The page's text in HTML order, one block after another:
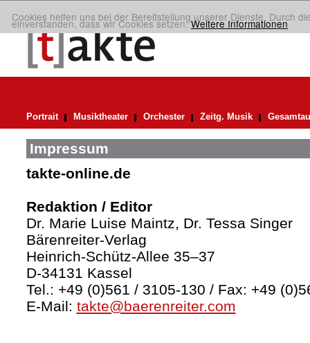
Cookies helfen uns bei der Bereitstellung unserer Dienste. Durch
einverstanden, dass wir Cookies setzen.Weitere Informationen
Portrait Musiktheater Orchester Zeitg. Musik
Impressum
takte-online.de
Redaktion / Editor
Dr. Marie Luise Maintz, Dr. Tessa Singer
Bärenreiter-Verlag
Heinrich-Schütz-Allee 35–37
D-34131 Kassel
Tel.: +49 (0)561 / 3105-130 / Fax: +49
E-Mail: takte@baerenreiter.com